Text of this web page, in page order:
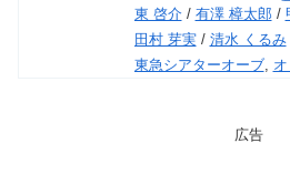
東 啓介/ 有澤 樟太郎 /
田村 芽実/ 清水 くるみ
東急シアターオーブ,
広告